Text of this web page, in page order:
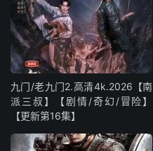
九门/老九门2.高清4k.2026【南
派三叔】【剧情/奇幻/冒险】
【更新第16集】